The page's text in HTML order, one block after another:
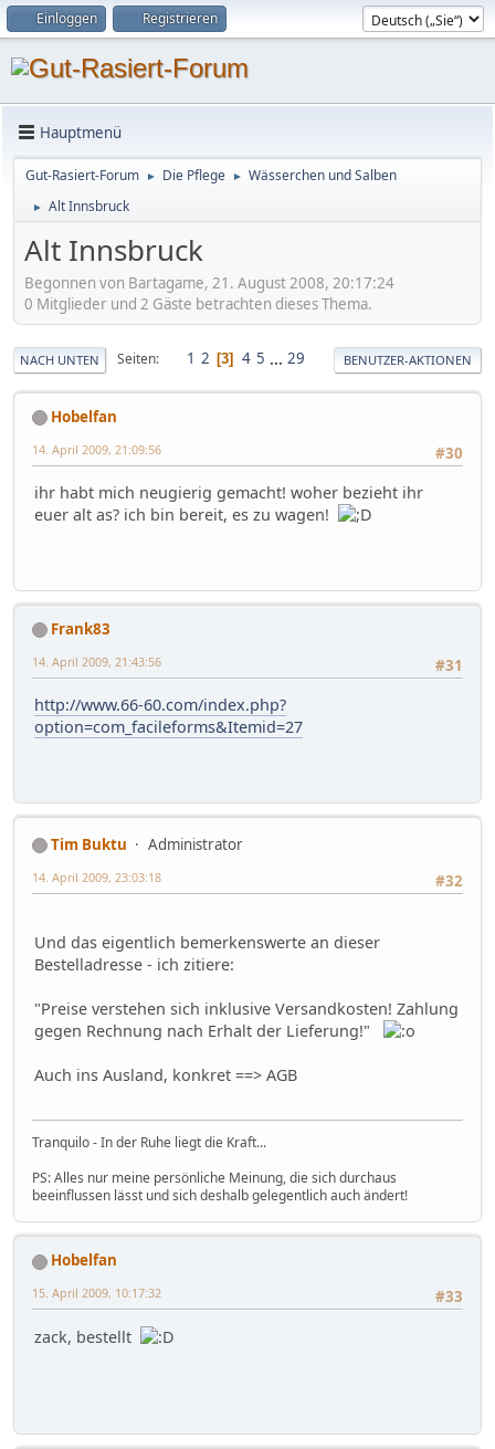
Einloggen Registrieren
Hauptmenü
Gut-Rasiert-Forum ► Die Pflege ► Wässerchen und Salben
► Alt Innsbruck
Alt Innsbruck
Begonnen von Bartagame, 21. August 2008, 20:17:24
0 Mitglieder und 2 Gäste betrachten dieses Thema.
NACH UNTEN Seiten 1 2 3 4 5 ... 29 BENUTZER-AKTIONEN
Hobelfan
#30
14. April 2009, 21:09:56
ihr habt mich neugierig gemacht! woher bezieht ihr
euer alt as? ich bin bereit, es zu wagen!
Frank83
#31
14. April 2009, 21:43:56
http://www.66-60.com/index.php?
option=com_facileforms&Itemid=27
Tim Buktu
Administrator
#32
14. April 2009, 23:03:18
Und das eigentlich bemerkenswerte an dieser
Bestelladresse - ich zitiere:
"Preise verstehen sich inklusive Versandkosten! Zahlung
gegen Rechnung nach Erhalt der Lieferung!"
Auch ins Ausland, konkret ==> AGB
Tranquilo - In der Ruhe liegt die Kraft...
PS: Alles nur meine persönliche Meinung, die sich durchaus
beeinflussen lässt und sich deshalb gelegentlich auch ändert!
Hobelfan
#33
15. April 2009, 10:17:32
zack, bestellt